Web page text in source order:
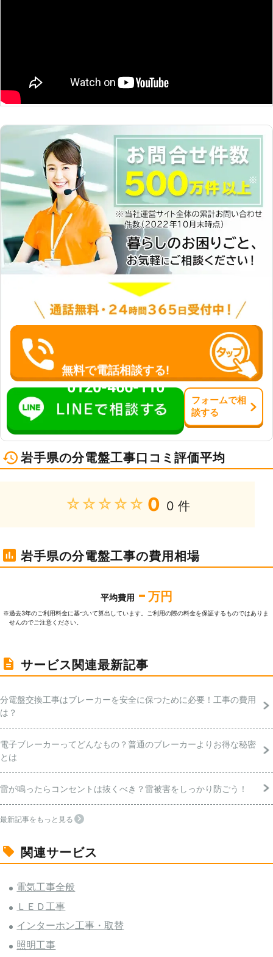
無料で電話相談する!
0120-466-110
フォームで相
談する
岩手県の分電盤工事口コミ評価平均
★★★★★ 0 0 件
岩手県の分電盤工事の費用相場
平均費用 - 万円
※過去3年のご利⽤料⾦に基づいて算出しています。ご利⽤の際の料⾦を保証するものではありま
せんのでご注意ください。
サービス関連最新記事
分電盤交換工事はブレーカーを安全に保つために必要！工事の費用
は？
電子ブレーカーってどんなもの？普通のブレーカーよりお得な秘密
とは
雷が鳴ったらコンセントは抜くべき？雷被害をしっかり防ごう！
最新記事をもっと見る
関連サービス
電気工事全般
ＬＥＤ工事
インターホン工事・取替
照明工事